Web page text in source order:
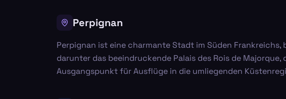
Perpignan
Perpignan ist eine charmante Stadt im Süden
darunter das beeindruckende Palais des Rois de
Ausgangspunkt für Ausflüge in die umliegenden